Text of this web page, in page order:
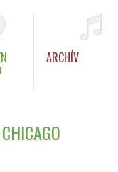
ARCHÍV
CHICAGO